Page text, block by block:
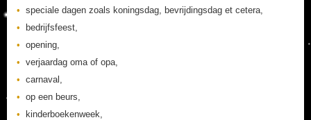
speciale dagen zoals koningsdag, bevrijdingsdag et cetera,
bedrijfsfeest,
opening,
verjaardag oma of opa,
carnaval,
op een beurs,
kinderboekenweek,